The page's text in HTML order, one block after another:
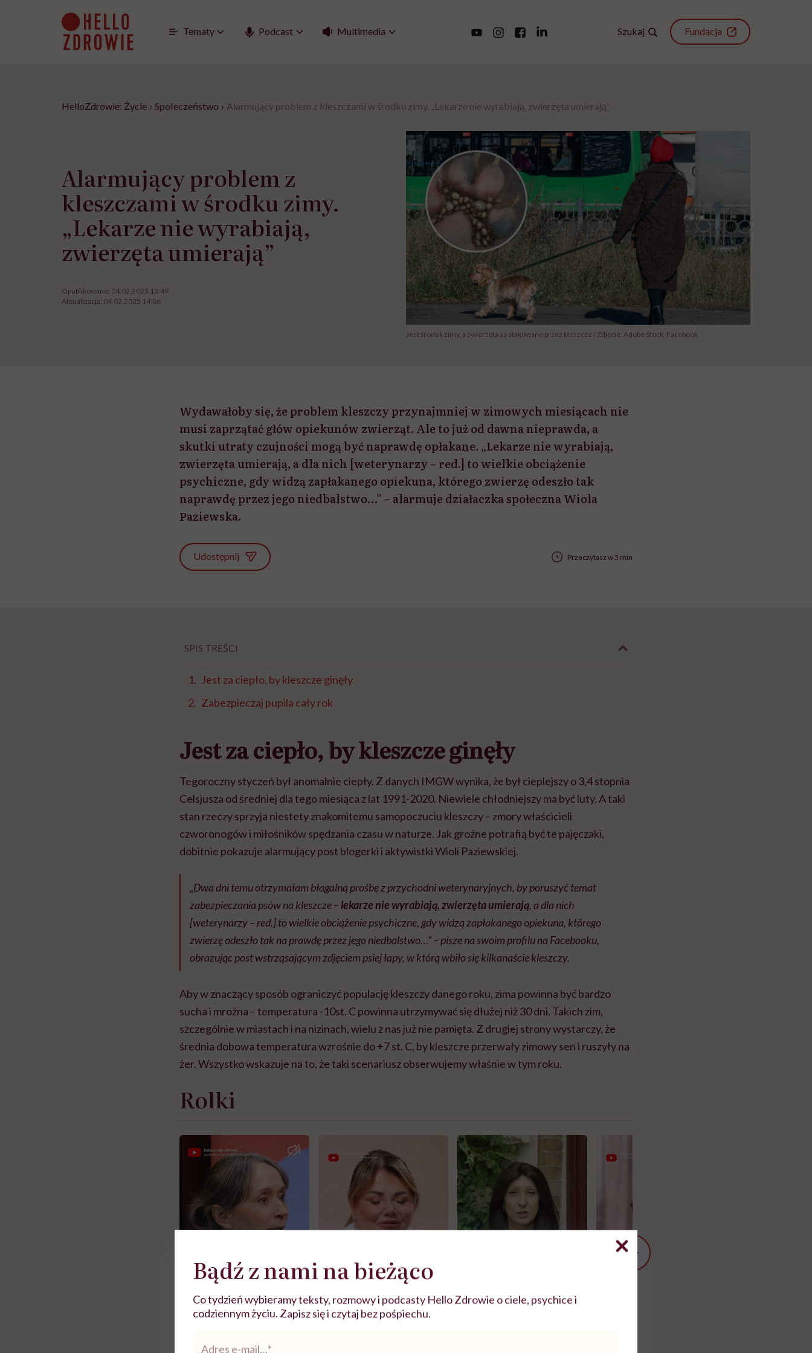
Tematy Podcast Multimedia Szukaj Fundacja
HelloZdrowie: Życie › Społeczeństwo › Alarmujący problem z kleszczami w środku zimy. „Lekarze nie wyrabiają, zwierzęta umierają”
Alarmujący problem z
kleszczami w środku zimy.
„Lekarze nie wyrabiają,
zwierzęta umierają”
Opublikowano: 04.02.2025 13:49
Aktualizacja: 04.02.2025 14:06
Jest środek zimy, a zwierzęta są atakowane przez kleszcze / Zdjęcie: Adobe Stock, Facebook
Wydawałoby się, że problem kleszczy przynajmniej w zimowych miesiącach nie
musi zaprzątać głów opiekunów zwierząt. Ale to już od dawna nieprawda, a
skutki utraty czujności mogą być naprawdę opłakane. „Lekarze nie wyrabiają,
zwierzęta umierają, a dla nich [weterynarzy – red.] to wielkie obciążenie
psychiczne, gdy widzą zapłakanego opiekuna, którego zwierzę odeszło tak
naprawdę przez jego niedbalstwo…” – alarmuje działaczka społeczna Wiola
Paziewska.
Udostępnij Przeczytasz w 3 min
SPIS TREŚCI
Jest za ciepło, by kleszcze ginęły
Zabezpieczaj pupila cały rok
Jest za ciepło, by kleszcze ginęły
Tegoroczny styczeń był anomalnie ciepły. Z danych IMGW wynika, że był cieplejszy o 3,4 stopnia
Celsjusza od średniej dla tego miesiąca z lat 1991-2020. Niewiele chłodniejszy ma być luty. A taki
stan rzeczy sprzyja niestety znakomitemu samopoczuciu kleszczy – zmory właścicieli
czworonogów i miłośników spędzania czasu w naturze. Jak groźne potrafią być te pajęczaki,
dobitnie pokazuje alarmujący post blogerki i aktywistki Wioli Paziewskiej.
„Dwa dni temu otrzymałam błagalną prośbę z przychodni weterynaryjnych, by poruszyć temat
zabezpieczania psów na kleszcze – lekarze nie wyrabiają, zwierzęta umierają, a dla nich
[weterynarzy – red.] to wielkie obciążenie psychiczne, gdy widzą zapłakanego opiekuna, którego
zwierzę odeszło tak na prawdę przez jego niedbalstwo…” – pisze na swoim profilu na Facebooku,
obrazując post wstrząsającym zdjęciem psiej łapy, w którą wbiło się kilkanaście kleszczy.
Aby w znaczący sposób ograniczyć populację kleszczy danego roku, zima powinna być bardzo
sucha i mroźna – temperatura -10st. C powinna utrzymywać się dłużej niż 30 dni. Takich zim,
szczególnie w miastach i na nizinach, wielu z nas już nie pamięta. Z drugiej strony wystarczy, że
średnia dobowa temperatura wzrośnie do +7 st. C, by kleszcze przerwały zimowy sen i ruszyły na
żer. Wszystko wskazuje na to, że taki scenariusz obserwujemy właśnie w tym roku.
Rolki
Bądź z nami na bieżąco
Co tydzień wybieramy teksty, rozmowy i podcasty Hello Zdrowie o ciele, psychice i
codziennym życiu. Zapisz się i czytaj bez pośpiechu.